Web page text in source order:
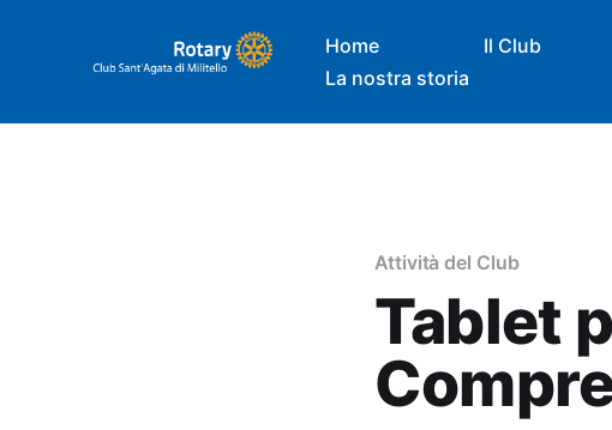
Home Il Club
La nostra storia
Attività del Club
Tablet